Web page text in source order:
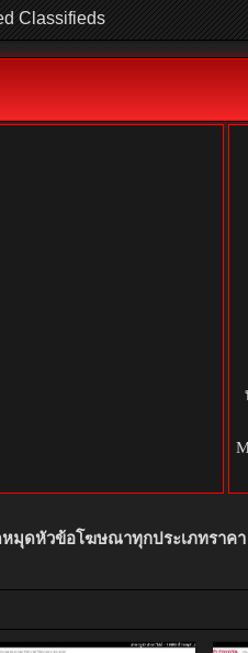
Classifieds
มุดหัวข้อโฆษณาทุกประเภทราคา